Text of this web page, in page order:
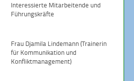
Interessierte Mitarbeitende und
Führungskräfte
Frau Djamila Lindemann (Trainerin
für Kommunikation und
Konfliktmanagement)